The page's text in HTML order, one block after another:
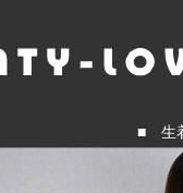
■ 生